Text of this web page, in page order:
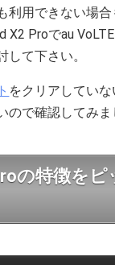
利用できない場
X2 Proでau
して下さい。
をクリアしてい
ので確認してみま
の特徴をピ